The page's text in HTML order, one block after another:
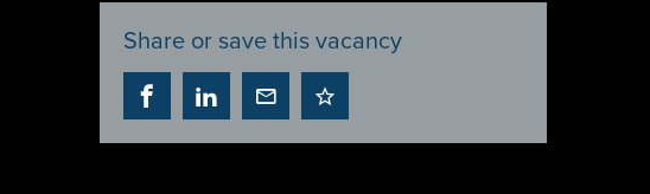
Share or save this vacancy